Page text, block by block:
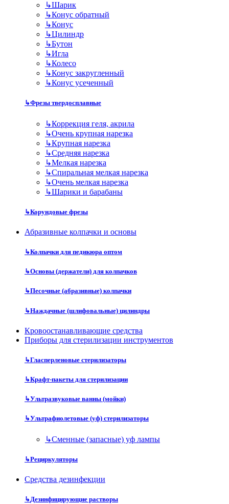
↳Шарик
↳Конус обратный
↳Конус
↳Цилиндр
↳Бутон
↳Игла
↳Колесо
↳Конус закругленный
↳Конус усеченный
↳Фрезы твердосплавные
↳Коррекция геля, акрила
↳Очень крупная нарезка
↳Крупная нарезка
↳Средняя нарезка
↳Мелкая нарезка
↳Спиральная мелкая нарезка
↳Очень мелкая нарезка
↳Шарики и барабаны
↳Корундовые фрезы
Абразивные колпачки и основы
↳Колпачки для педикюра оптом
↳Основы (держатели) для колпачков
↳Песочные (абразивные) колпачки
↳Наждачные (шлифовальные) цилиндры
Кровоостанавливающие средства
Приборы для стерилизации инструментов
↳Гласперленовые стерилизаторы
↳Крафт-пакеты для стерилизации
↳Ультразвуковые ванны (мойки)
↳Ультрафиолетовые (уф) стерилизаторы
↳Сменные (запасные) уф лампы
↳Рециркуляторы
Средства дезинфекции
↳Дезинфицирующие растворы